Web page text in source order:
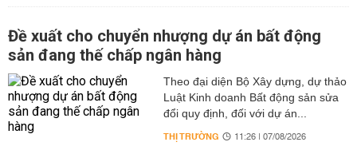
Đề xuất cho chuyển nhượng dự án bất động
sản đang thế chấp ngân hàng
Theo đại diện Bộ Xây dựng, dự thảo
Luật Kinh doanh Bất động sản sửa
đổi quy định, đối với dự án...
THỊ TRƯỜNG 11:26 | 07/08/2026